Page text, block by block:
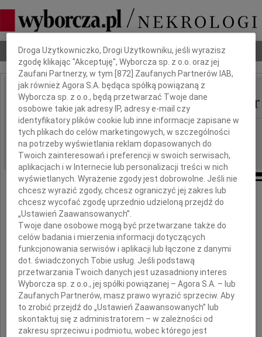
Nekrologi Odeszli Poradnik pogrzebowy
IMIĘ I NAZWISKO: Stanisław, Leon Kędzior
REGION: Łódź
DATA EMISJI: 06.07.2010
Z głębokim żalem zawiadamiamy,
że w dniu 2 lipca 2010 roku zmarł,
przeżywszy 81 lat,
nasz Tato, Dziadek i Brat
Dbamy o Twoją prywatność
Droga Użytkowniczko, Drogi Użytkowniku, jeśli wyrazisz
zgodę klikając "Akceptuję", Wyborcza sp. z o.o. oraz jej
Zaufani Partnerzy, w tym [872 ] Zaufanych Partnerów IAB,
jak również Agora S.A. będąca spółką powiązaną z
Wyborcza sp. z o.o., będą przetwarzać Twoje dane
osobowe takie jak adresy IP, adresy e-mail czy
identyfikatory plików cookie lub inne informacje zapisane w
tych plikach do celów marketingowych, w szczególności
na potrzeby wyświetlania reklam dopasowanych do
Twoich zainteresowań i preferencji w swoich serwisach,
aplikacjach i w Internecie lub personalizacji treści w nich
wyświetlanych. Wyrażenie zgody jest dobrowolne. Jeśli nie
chcesz wyrazić zgody, chcesz ograniczyć jej zakres lub
chcesz wycofać zgodę uprzednio udzieloną przejdź do
„Ustawień Zaawansowanych”.
Twoje dane osobowe mogą być przetwarzane także do
celów badania i mierzenia informacji dotyczących
funkcjonowania serwisów i aplikacji lub łączone z danymi
dot. świadczonych Tobie usług. Jeśli podstawą
przetwarzania Twoich danych jest uzasadniony interes
Wyborcza sp. z o.o., jej spółki powiązanej – Agora S.A. – lub
Zaufanych Partnerów, masz prawo wyrazić sprzeciw. Aby
to zrobić przejdź do „Ustawień Zaawansowanych” lub
skontaktuj się z administratorem – w zależności od
zakresu sprzeciwu i podmiotu, wobec którego jest